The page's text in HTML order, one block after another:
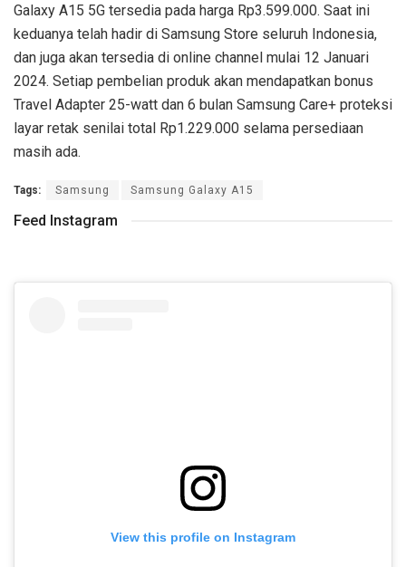
Galaxy A15 5G tersedia pada harga Rp3.599.000. Saat ini
keduanya telah hadir di Samsung Store seluruh Indonesia,
dan juga akan tersedia di online channel mulai 12 Januari
2024. Setiap pembelian produk akan mendapatkan bonus
Travel Adapter 25-watt dan 6 bulan Samsung Care+ proteksi
layar retak senilai total Rp1.229.000 selama persediaan
masih ada.
Tags: Samsung Samsung Galaxy A15
Feed Instagram
View this profile on Instagram